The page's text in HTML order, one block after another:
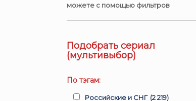
можете с помощью фильтров
Подобрать сериал
(мультивыбор)
По тэгам:
Российские и СНГ (2 219)